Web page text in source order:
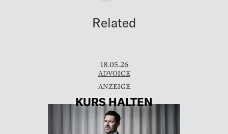
Related
18.05.26
ADVOICE
KURS HALTEN